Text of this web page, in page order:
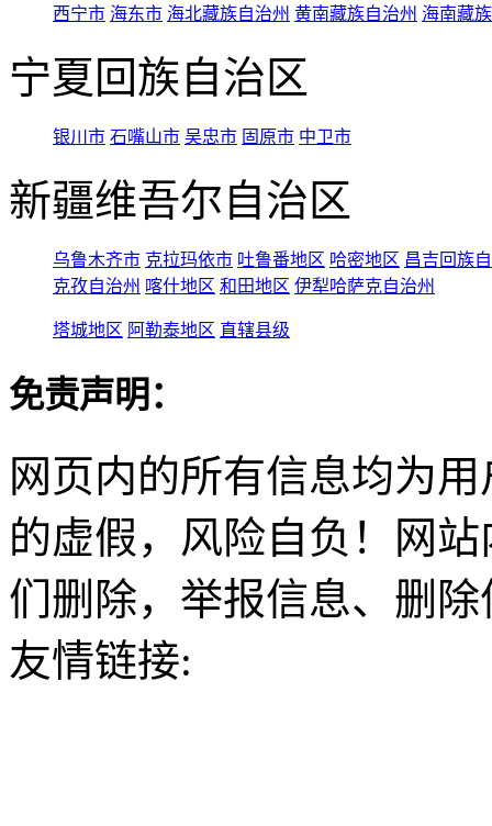
西宁市 海东市 海北藏族自治州 黄南藏族自治州 海南藏
宁夏回族自治区
银川市 石嘴山市 吴忠市 固原市 中卫市
新疆维吾尔自治区
乌鲁木齐市 克拉玛依市 吐鲁番地区 哈密地区 昌吉回族
克孜自治州 喀什地区 和田地区 伊犁哈萨克自治州
塔城地区 阿勒泰地区 直辖县级
免责声明：
网页内的所有信息均为
的虚假，风险自负！网
们删除，举报信息、删
友情链接: